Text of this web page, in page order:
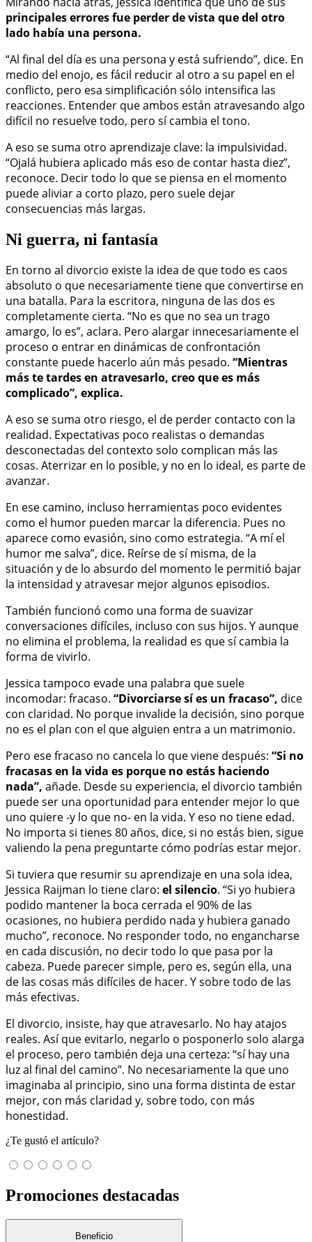
principales errores fue perder de vista que del otro
lado había una persona.
“Al final del día es una persona y está sufriendo”, dice. En
medio del enojo, es fácil reducir al otro a su papel en el
conflicto, pero esa simplificación sólo intensifica las
reacciones. Entender que ambos están atravesando algo
difícil no resuelve todo, pero sí cambia el tono.
A eso se suma otro aprendizaje clave: la impulsividad.
“Ojalá hubiera aplicado más eso de contar hasta diez”,
reconoce. Decir todo lo que se piensa en el momento
puede aliviar a corto plazo, pero suele dejar
consecuencias más largas.
Ni guerra, ni fantasía
En torno al divorcio existe la idea de que todo es caos
absoluto o que necesariamente tiene que convertirse en
una batalla. Para la escritora, ninguna de las dos es
completamente cierta. “No es que no sea un trago
amargo, lo es”, aclara. Pero alargar innecesariamente el
proceso o entrar en dinámicas de confrontación
constante puede hacerlo aún más pesado. “Mientras
más te tardes en atravesarlo, creo que es más
complicado”, explica.
A eso se suma otro riesgo, el de perder contacto con la
realidad. Expectativas poco realistas o demandas
desconectadas del contexto solo complican más las
cosas. Aterrizar en lo posible, y no en lo ideal, es parte de
avanzar.
En ese camino, incluso herramientas poco evidentes
como el humor pueden marcar la diferencia. Pues no
aparece como evasión, sino como estrategia. “A mí el
humor me salva”, dice. Reírse de sí misma, de la
situación y de lo absurdo del momento le permitió bajar
la intensidad y atravesar mejor algunos episodios.
También funcionó como una forma de suavizar
conversaciones difíciles, incluso con sus hijos. Y aunque
no elimina el problema, la realidad es que sí cambia la
forma de vivirlo.
Jessica tampoco evade una palabra que suele
incomodar: fracaso. “Divorciarse sí es un fracaso”, dice
con claridad. No porque invalide la decisión, sino porque
no es el plan con el que alguien entra a un matrimonio.
Pero ese fracaso no cancela lo que viene después: “Si no
fracasas en la vida es porque no estás haciendo
nada”, añade. Desde su experiencia, el divorcio también
puede ser una oportunidad para entender mejor lo que
uno quiere -y lo que no- en la vida. Y eso no tiene edad.
No importa si tienes 80 años, dice, si no estás bien, sigue
valiendo la pena preguntarte cómo podrías estar mejor.
Si tuviera que resumir su aprendizaje en una sola idea,
Jessica Raijman lo tiene claro: el silencio. “Si yo hubiera
podido mantener la boca cerrada el 90% de las
ocasiones, no hubiera perdido nada y hubiera ganado
mucho”, reconoce. No responder todo, no engancharse
en cada discusión, no decir todo lo que pasa por la
cabeza. Puede parecer simple, pero es, según ella, una
de las cosas más difíciles de hacer. Y sobre todo de las
más efectivas.
El divorcio, insiste, hay que atravesarlo. No hay atajos
reales. Así que evitarlo, negarlo o posponerlo solo alarga
el proceso, pero también deja una certeza: “sí hay una
luz al final del camino”. No necesariamente la que uno
imaginaba al principio, sino una forma distinta de estar
mejor, con más claridad y, sobre todo, con más
honestidad.
¿Te gustó el artículo?
Promociones destacadas
Beneficio